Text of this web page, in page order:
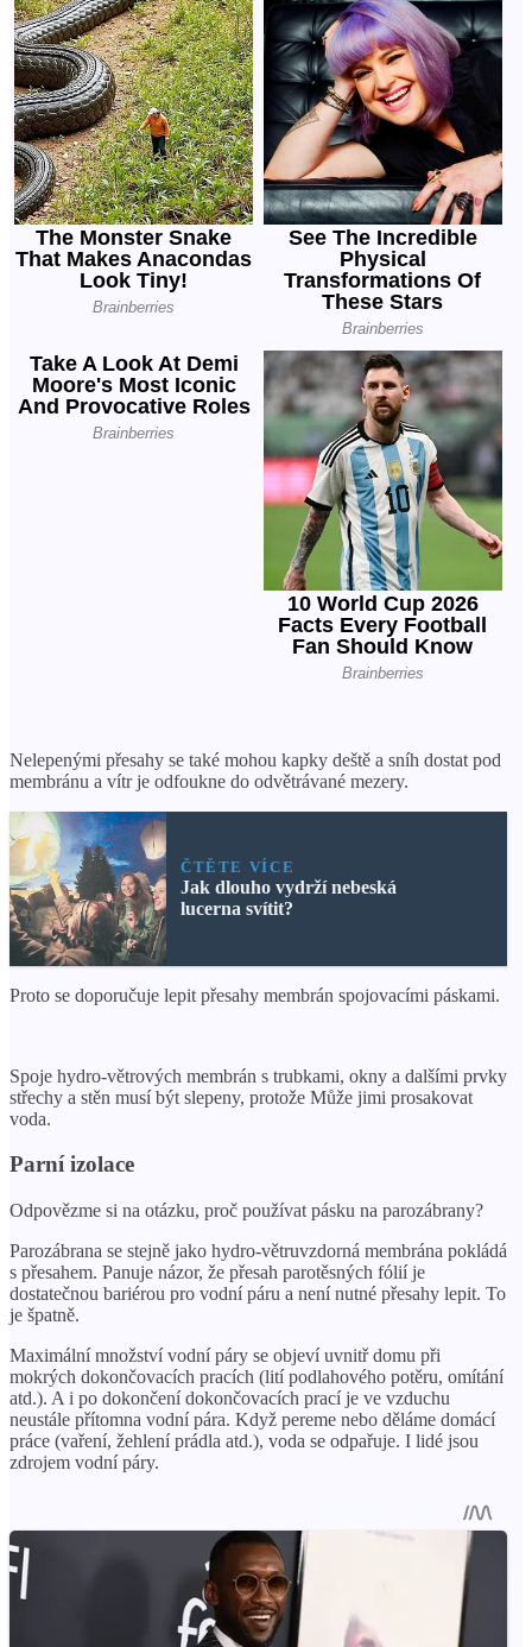
Nelepenými přesahy se také mohou kapky deště a sníh dostat pod
membránu a vítr je odfoukne do odvětrávané mezery.
ČTĚTE VÍCE
Jak dlouho vydrží nebeská
lucerna svítit?
Proto se doporučuje lepit přesahy membrán spojovacími páskami.
Spoje hydro-větrových membrán s trubkami, okny a dalšími prvky
střechy a stěn musí být slepeny, protože Může jimi prosakovat
voda.
Parní izolace
Odpovězme si na otázku, proč používat pásku na parozábrany?
Parozábrana se stejně jako hydro-větruvzdorná membrána pokládá
s přesahem. Panuje názor, že přesah parotěsných fólií je
dostatečnou bariérou pro vodní páru a není nutné přesahy lepit. To
je špatně.
Maximální množství vodní páry se objeví uvnitř domu při
mokrých dokončovacích pracích (lití podlahového potěru, omítání
atd.). A i po dokončení dokončovacích prací je ve vzduchu
neustále přítomna vodní pára. Když pereme nebo děláme domácí
práce (vaření, žehlení prádla atd.), voda se odpařuje. I lidé jsou
zdrojem vodní páry.